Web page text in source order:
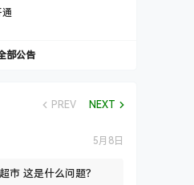
通
部公告
PREV NEXT
5月8日
市 这是什么问题？